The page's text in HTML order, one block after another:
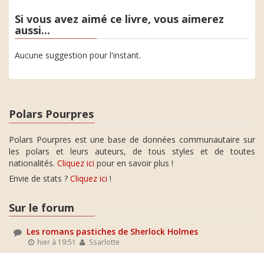
Si vous avez aimé ce livre, vous aimerez
aussi...
Aucune suggestion pour l'instant.
Polars Pourpres
Polars Pourpres est une base de données communautaire sur
les polars et leurs auteurs, de tous styles et de toutes
nationalités. Cliquez ici pour en savoir plus !
Envie de stats ? Cliquez ici !
Sur le forum
Les romans pastiches de Sherlock Holmes
hier à 19:51 Ssarlotte